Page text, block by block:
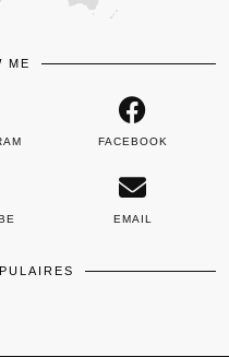
ME
FACEBOOK
EMAIL